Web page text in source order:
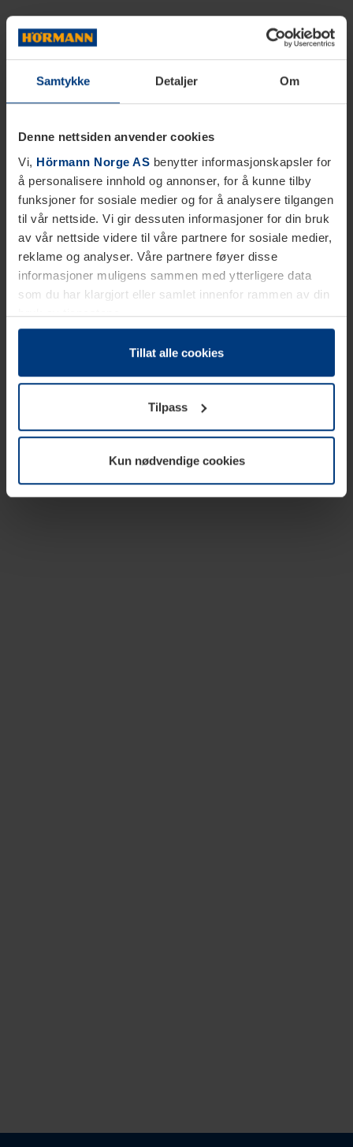
Samtykke Detaljer Om
Denne nettsiden anvender cookies
Vi, Hörmann Norge AS benytter informasjonskapsler for
å personalisere innhold og annonser, for å kunne tilby
funksjoner for sosiale medier og for å analysere tilgangen
til vår nettside. Vi gir dessuten informasjoner for din bruk
av vår nettside videre til våre partnere for sosiale medier,
reklame og analyser. Våre partnere føyer disse
informasjoner muligens sammen med ytterligere data
som du har klargjort eller samlet innenfor rammen av din
bruk av tjenestene.
Etter loven kan vi lagre informasjonskapsler på din
datamaskin, hvis disse er absolutt nødvendig for drift av
trenger vi din tillatelse. Du kan når som helst endre eller
tilbakekalle ditt samtykke i forklaringen av
informasjonskapselen på sidenPersonvernerklæringpå
Tillat alle cookies
Tilpass
Kun nødvendige cookies